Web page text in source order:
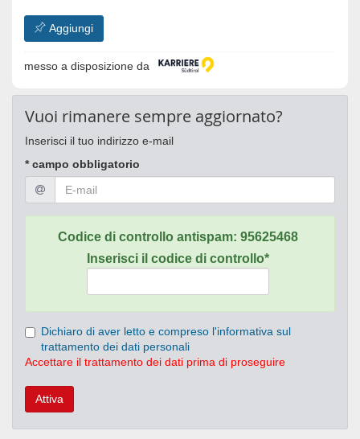
Aggiungi
messo a disposizione da
Vuoi rimanere sempre aggiornato?
Inserisci il tuo indirizzo e-mail
* campo obbligatorio
Codice di controllo antispam: 95625468
Inserisci il codice di controllo*
Dichiaro di aver letto e compreso l'informativa sul
trattamento dei dati personali
Accettare il trattamento dei dati prima di proseguire
Attiva